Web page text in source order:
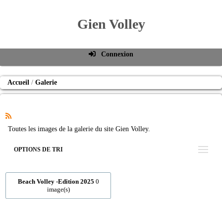
Gien Volley
Connexion
Identifiant de connexion
Connexion
Accueil Galerie
Toutes les images de la galerie du site Gien Volley.
OPTIONS DE TRI
Beach Volley -Edition 2025 0
image(s)